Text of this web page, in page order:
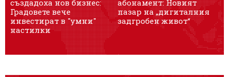
създадоха нов бизнес:
Градовете вече
инвестират в "умни"
настилки
абонамент: Новият
пазар на „дигиталния
задгробен живот“